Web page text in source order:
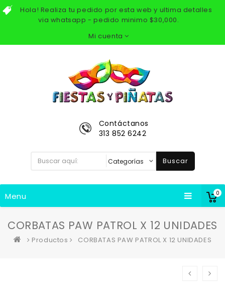
Hola! Realiza tu pedido por esta web y ultima detalles
via whatsapp - pedido minimo $30,000.
Mi cuenta
0
Contáctanos
313 852 6242
Buscar
Menu
CORBATAS PAW PATROL X 12 UNIDADES
Productos CORBATAS PAW PATROL X 12 UNIDADES